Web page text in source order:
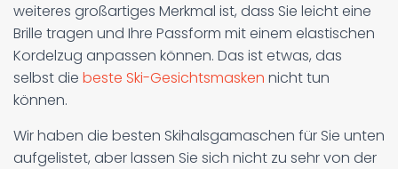
weiteres großartiges Merkmal ist, dass Sie leicht eine
Brille tragen und Ihre Passform mit einem elastischen
Kordelzug anpassen können. Das ist etwas, das
selbst die beste Ski-Gesichtsmasken nicht tun
können.
Wir haben die besten Skihalsgamaschen für Sie unten
aufgelistet, aber lassen Sie sich nicht zu sehr von der